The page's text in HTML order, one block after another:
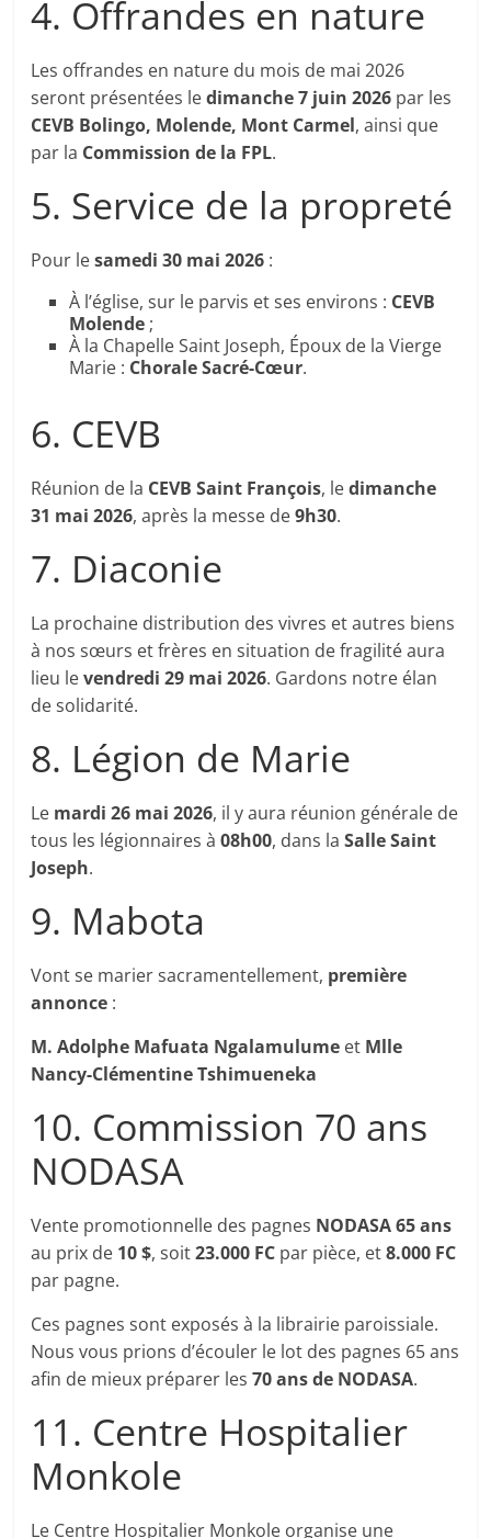
4. Offrandes en nature
Les offrandes en nature du mois de mai 2026
seront présentées ledimanche 7 juin 2026 par les
CEVB Bolingo, Molende, Mont Carmel, ainsi que
par la Commission de la FPL.
5. Service de la propreté
Pour lesamedi 30 mai 2026 :
À l’église, sur le parvis et ses environs : CEVB
Molende;
À la Chapelle Saint Joseph, Époux de la Vierge
Marie : Chorale Sacré-Cœur.
6. CEVB
Réunion de la CEVB Saint François, ledimanche
31 mai 2026, après la messe de9h30.
7. Diaconie
La prochaine distribution des vivres et autres biens
à nos sœurs et frères en situation de fragilité aura
lieu levendredi 29 mai 2026. Gardons notre élan
de solidarité.
8. Légion de Marie
Le mardi 26 mai 2026, il y aura réunion générale de
tous les légionnaires à08h00, dans laSalle Saint
Joseph.
9. Mabota
Vont se marier sacramentellement, première
annonce :
M. Adolphe Mafuata Ngalamulume et Mlle
Nancy-Clémentine Tshimueneka
10. Commission 70 ans
NODASA
Vente promotionnelle des pagnes NODASA 65 ans
au prix de 10 $, soit23.000 FC par pièce, et8.000 FC
par pagne.
Ces pagnes sont exposés à la librairie paroissiale.
Nous vous prions d’écouler le lot des pagnes 65 ans
afin de mieux préparer les70 ans de NODASA.
11. Centre Hospitalier
Monkole
Le Centre Hospitalier Monkole organise une